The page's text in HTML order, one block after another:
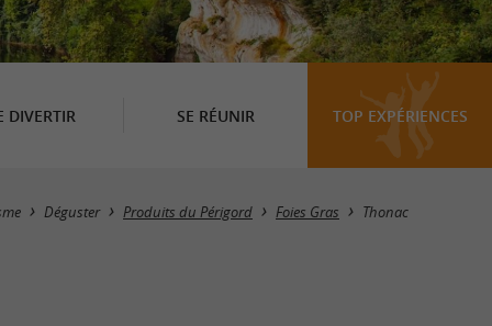
DIVERTIR SE RÉUNIR TOP EXPÉRIENCES
Masquer la carte
Déguster Produits du Périgord Foies Gras Thonac